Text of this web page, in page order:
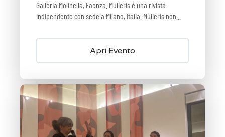
Galleria Molinella, Faenza. Mulieris è una rivista
indipendente con sede a Milano, Italia. Mulieris non...
Apri Evento